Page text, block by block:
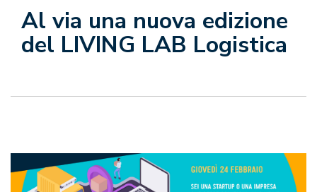
Al via una nuova edizione
del LIVING LAB Logistica